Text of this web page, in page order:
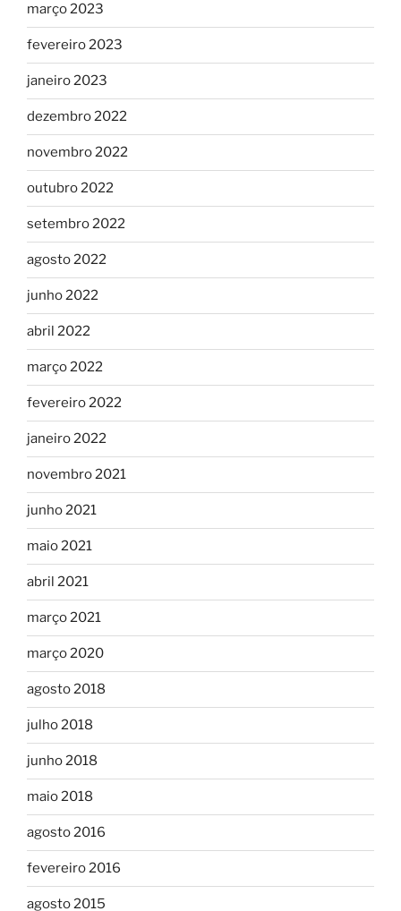
março 2023
fevereiro 2023
janeiro 2023
dezembro 2022
novembro 2022
outubro 2022
setembro 2022
agosto 2022
junho 2022
abril 2022
março 2022
fevereiro 2022
janeiro 2022
novembro 2021
junho 2021
maio 2021
abril 2021
março 2021
março 2020
agosto 2018
julho 2018
junho 2018
maio 2018
agosto 2016
fevereiro 2016
agosto 2015